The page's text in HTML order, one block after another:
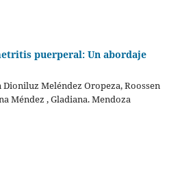
puerperal: Un abordaje
Dioniluz Meléndez Oropeza, Roossen
Méndez , Gladiana. Mendoza